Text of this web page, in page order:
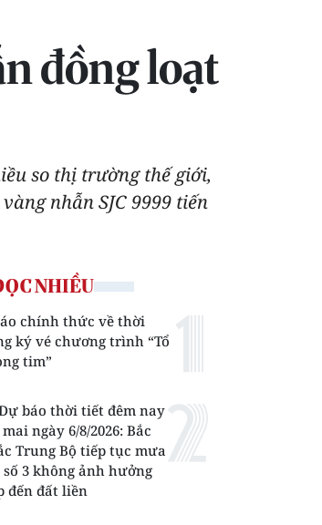
đồng loạt
so thị trường thế giới,
nhẫn SJC 9999 tiến
NHIỀU
chính thức về thời
ký vé chương trình “Tổ
tim”
báo thời tiết đêm nay
ngày 6/8/2026: Bắc
Trung Bộ tiếp tục mưa
3 không ảnh hưởng
đến đất liền